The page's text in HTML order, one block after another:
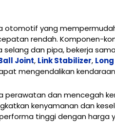
otomotif yang
rendah. Komponen-
selang dan pipa, bekerja
Joint, Link Stabilizer,
mengendalikan
dan mencegah
kenyamanan dan
tinggi dengan harga